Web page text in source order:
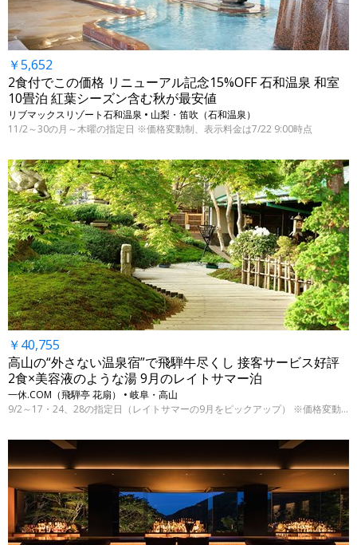
￥5,652
2食付でこの価格 リニューアル記念15%OFF 石和温泉 和室
10畳泊 紅葉シーズン含む秋が最安値
リブマックスリゾート石和温泉 • 山梨・笛吹（石和温泉）
11/2～30の月～木曜の指定日 ※価格変動制、表示料金は7/22 9:00時点
￥40,755
高山の“外さない温泉宿”で飛騨牛尽くし 接客サービス好評
2食×美容液のような湯 9月のレイトサマー泊
一休.COM（飛騨亭 花扇） • 岐阜・高山
9/2～17・24、28の指定日（レイトサマーの9月をピックアップ） ※価格変動制、表示料金は7/22 9:00時点
←